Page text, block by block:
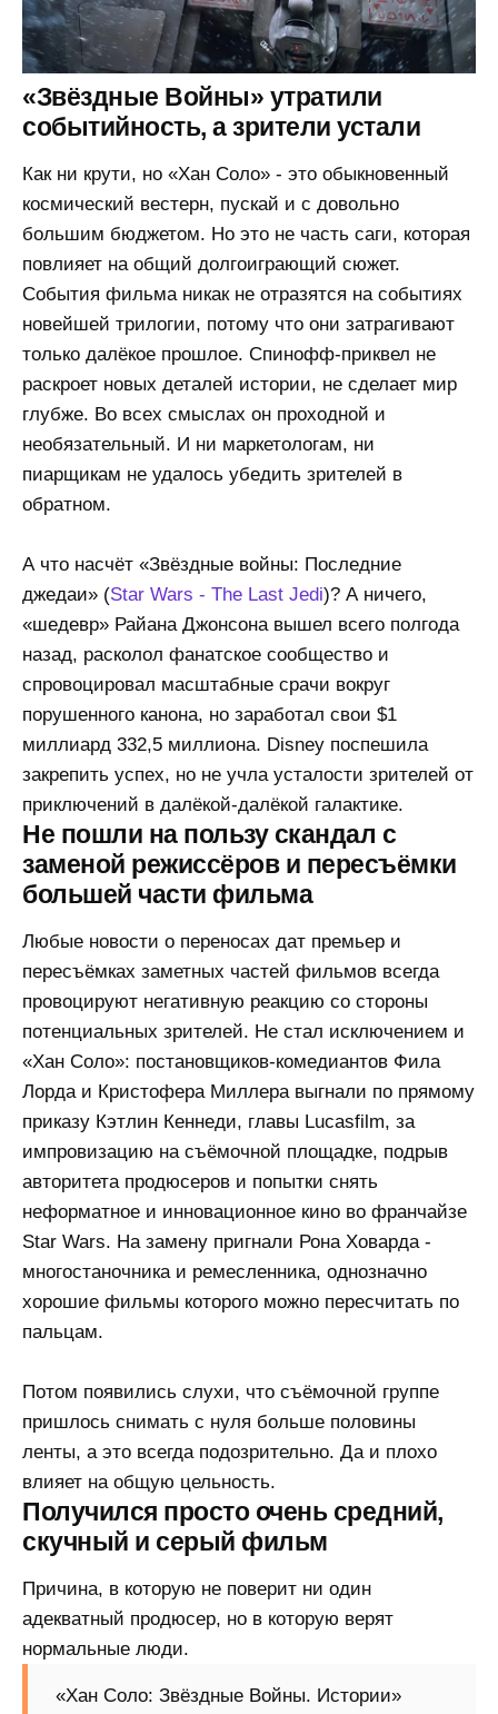
«Звёздные Войны» утратили
событийность, а зрители устали
Как ни крути, но «Хан Соло» - это обыкновенный
космический вестерн, пускай и с довольно
большим бюджетом. Но это не часть саги, которая
повлияет на общий долгоиграющий сюжет.
События фильма никак не отразятся на событиях
новейшей трилогии, потому что они затрагивают
только далёкое прошлое. Спинофф-приквел не
раскроет новых деталей истории, не сделает мир
глубже. Во всех смыслах он проходной и
необязательный. И ни маркетологам, ни
пиарщикам не удалось убедить зрителей в
обратном.
А что насчёт «Звёздные войны: Последние
джедаи» (Star Wars - The Last Jedi)? А ничего,
«шедевр» Райана Джонсона вышел всего полгода
назад, расколол фанатское сообщество и
спровоцировал масштабные срачи вокруг
порушенного канона, но заработал свои $1
миллиард 332,5 миллиона. Disney поспешила
закрепить успех, но не учла усталости зрителей от
приключений в далёкой-далёкой галактике.
Не пошли на пользу скандал с
заменой режиссёров и пересъёмки
большей части фильма
Любые новости о переносах дат премьер и
пересъёмках заметных частей фильмов всегда
провоцируют негативную реакцию со стороны
потенциальных зрителей. Не стал исключением и
«Хан Соло»: постановщиков-комедиантов Фила
Лорда и Кристофера Миллера выгнали по прямому
приказу Кэтлин Кеннеди, главы Lucasfilm, за
импровизацию на съёмочной площадке, подрыв
авторитета продюсеров и попытки снять
неформатное и инновационное кино во франчайзе
Star Wars. На замену пригнали Рона Ховарда -
многостаночника и ремесленника, однозначно
хорошие фильмы которого можно пересчитать по
пальцам.
Потом появились слухи, что съёмочной группе
пришлось снимать с нуля больше половины
ленты, а это всегда подозрительно. Да и плохо
влияет на общую цельность.
Получился просто очень средний,
скучный и серый фильм
Причина, в которую не поверит ни один
адекватный продюсер, но в которую верят
нормальные люди.
«Хан Соло: Звёздные Войны. Истории»